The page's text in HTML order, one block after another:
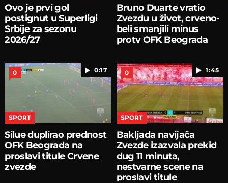
Ovo je prvi gol
postignut u Superligi
Srbije za sezonu
2026/27
Bruno Duarte vratio
Zvezdu u život, crveno-
beli smanjili minus
protv OFK Beograda
0:17
0
SPORT
Silue duplirao prednost
OFK Beograda na
proslavi titule Crvene
zvezde
1:45
0
SPORT
Bakljada navijača
Zvezde izazvala prekid
dug 11 minuta,
nestvarne scene na
proslavi titule